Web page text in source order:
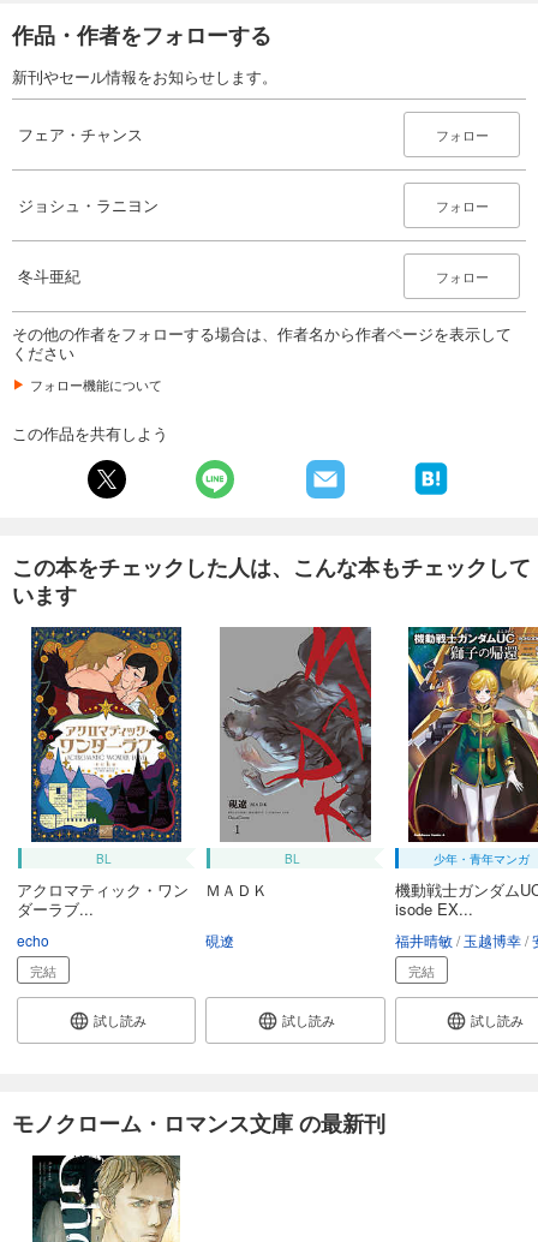
作品・作者をフォローする
新刊やセール情報をお知らせします。
フェア・チャンス フォロー
ジョシュ・ラニヨン フォロー
冬斗亜紀 フォロー
その他の作者をフォローする場合は、作者名から作者ページを表示して
ください
フォロー機能について
この作品を共有しよう
この本をチェックした人は、こんな本もチェックして
います
BL
アクロマティック・ワン
ダーラブ...
echo
完結
試し読み
BL
ＭＡＤＫ
硯遼
試し読み
少年・青年マンガ
機動戦士ガンダム
isode EX...
福井晴敏 玉越博幸 安
完結
試し読み
モノクローム・ロマンス文庫 の最新刊